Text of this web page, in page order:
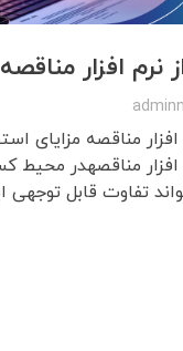
نرم‌ افزار مناقصه
مناقصه مزایای
افزار مناقصهدر
تفاوت قابل توجهی